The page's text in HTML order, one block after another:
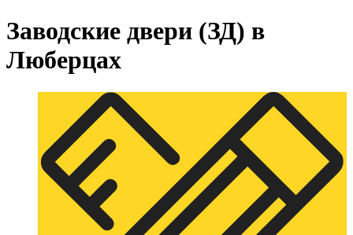
Заводские двери (ЗД) в
Люберцах